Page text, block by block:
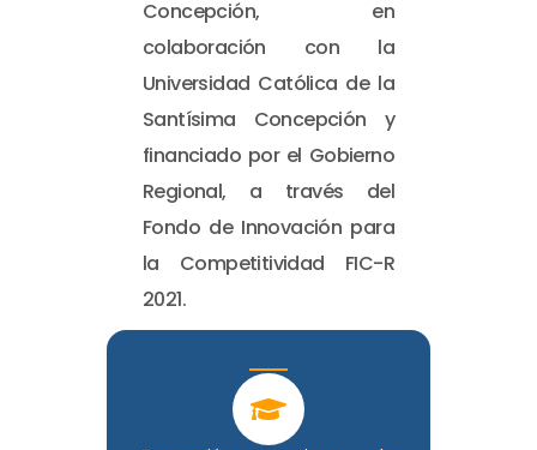
Concepción, en
colaboración con la
Universidad Católica de la
Santísima Concepción y
financiado por el Gobierno
Regional, a través del
Fondo de Innovación para
la Competitividad FIC-R
2021.